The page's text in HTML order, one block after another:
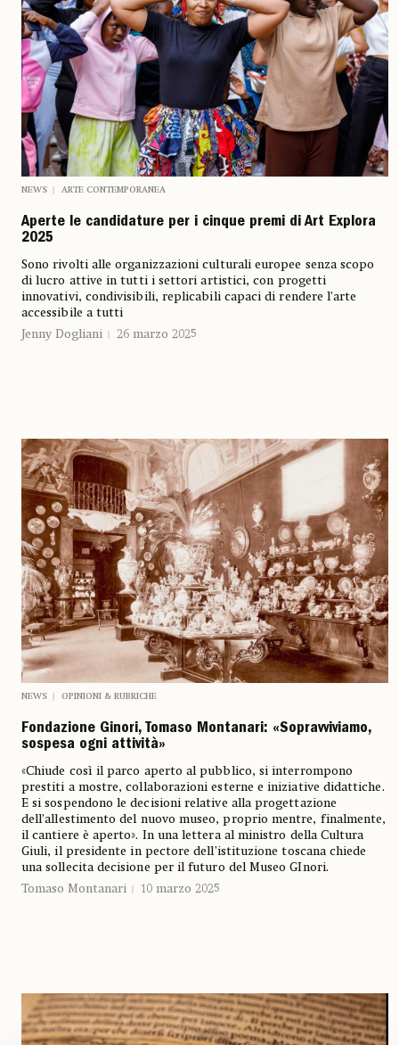
NEWS ARTE CONTEMPORANEA
Aperte le candidature per i cinque premi di Art Explora
2025
Sono rivolti alle organizzazioni culturali europee senza scopo
di lucro attive in tutti i settori artistici, con progetti
innovativi, condivisibili, replicabili capaci di rendere l’arte
accessibile a tutti
Jenny Dogliani
26 marzo 2025
NEWS OPINIONI & RUBRICHE
Fondazione Ginori, Tomaso Montanari: «Sopravviviamo,
sospesa ogni attività»
«Chiude così il parco aperto al pubblico, si interrompono
prestiti a mostre, collaborazioni esterne e iniziative didattiche.
E si sospendono le decisioni relative alla progettazione
dell’allestimento del nuovo museo, proprio mentre, finalmente,
il cantiere è aperto». In una lettera al ministro della Cultura
Giuli, il presidente in pectore dell’istituzione toscana chiede
una sollecita decisione per il futuro del Museo GInori.
Tomaso Montanari
10 marzo 2025